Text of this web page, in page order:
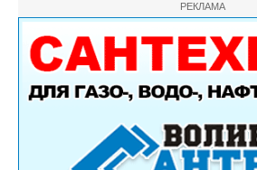
РЕКЛАМА